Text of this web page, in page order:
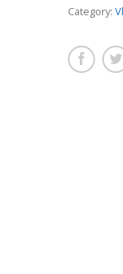
Category: